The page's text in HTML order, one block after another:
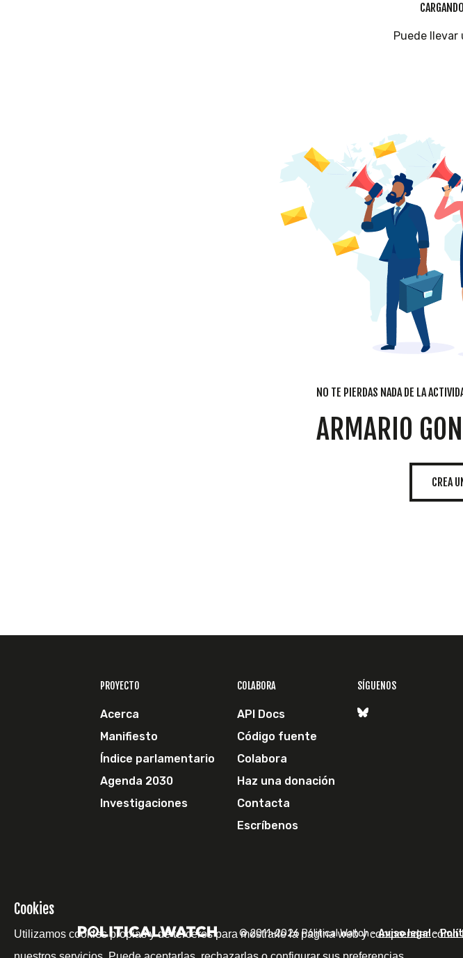
Puede llevar
NO TE PIERDAS NADA DE LA
ARMARIO
CREA
PROYECTO
Acerca
Manifiesto
Índice parlamentario
Agenda 2030
Investigaciones
COLABORA
API Docs
Código fuente
Colabora
Haz una donación
Contacta
Escríbenos
SÍGUENOS
© 2011-2026 Political Watch -Aviso legal -
Cookies
Utilizamos cookies propias y de terceros para mostrarle la página web y comprender